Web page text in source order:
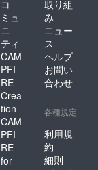
コ
ミュ
ニ
ティ
CAM
PFI
RE
Crea
tion
CAM
PFI
RE
for
取り組
み
ニュー
ス
ヘルプ
お問い
合わせ
各種規定
利用規
約
細則